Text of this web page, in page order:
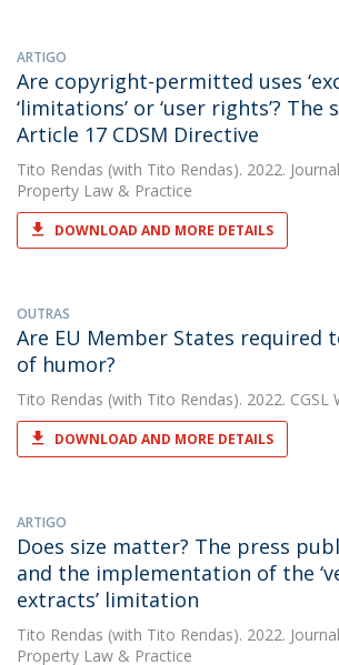
ARTIGO
Are copyright-permitted uses
‘limitations’ or ‘user rights’? The
Article 17 CDSM Directive
Tito Rendas (with Tito Rendas). 2022.
Property Law & Practice
DOWNLOAD AND MORE DETAILS
OUTRAS
Are EU Member States required
of humor?
Tito Rendas (with Tito Rendas). 2022. CGSL
DOWNLOAD AND MORE DETAILS
ARTIGO
Does size matter? The press
and the implementation of the
extracts’ limitation
Tito Rendas (with Tito Rendas). 2022.
Property Law & Practice